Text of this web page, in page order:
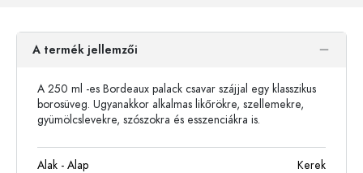
A termék jellemzői
A 250 ml -es Bordeaux palack csavar szájjal egy klasszikus
borosüveg. Ugyanakkor alkalmas likőrökre, szellemekre,
gyümölcslevekre, szószokra és esszenciákra is.
Alak - Alap Kerek